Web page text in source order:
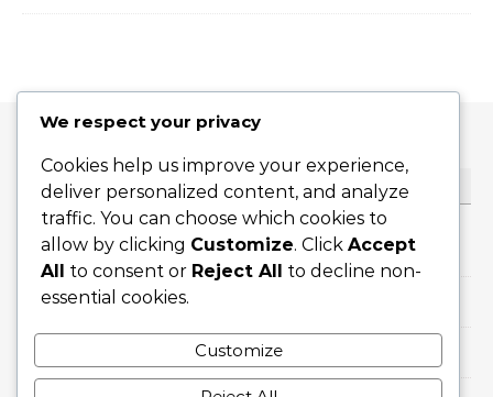
カテゴリ
スライス サーブ
トップスピンサーブ
We respect your privacy
Cookies help us improve your experience,
deliver personalized content, and analyze
traffic. You can choose which cookies to
allow by clicking Customize. Click Accept
All to consent or Reject All to decline non-
essential cookies.
Customize